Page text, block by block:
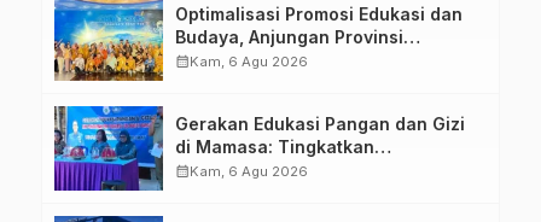
Optimalisasi Promosi Edukasi dan
Budaya, Anjungan Provinsi
Sulawesi Barat Perkuat Kolaborasi
calendar_monthKam, 6 Agu 2026
Gerakan Edukasi Pangan dan Gizi
di Mamasa: Tingkatkan
Pengetahuan dan Keterampilan
calendar_monthKam, 6 Agu 2026